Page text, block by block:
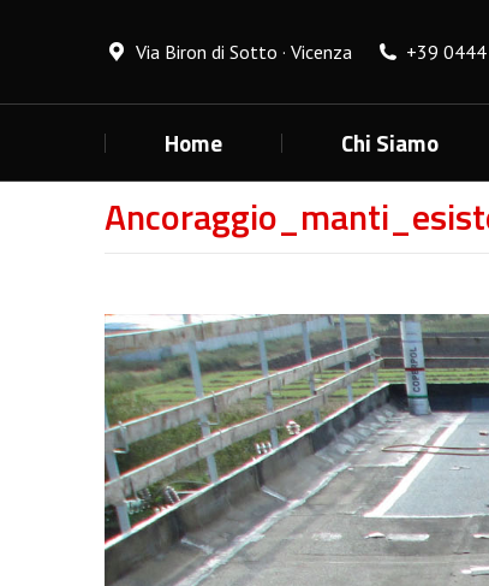
Via Biron di Sotto · Vicenza +39
Home Chi Siamo